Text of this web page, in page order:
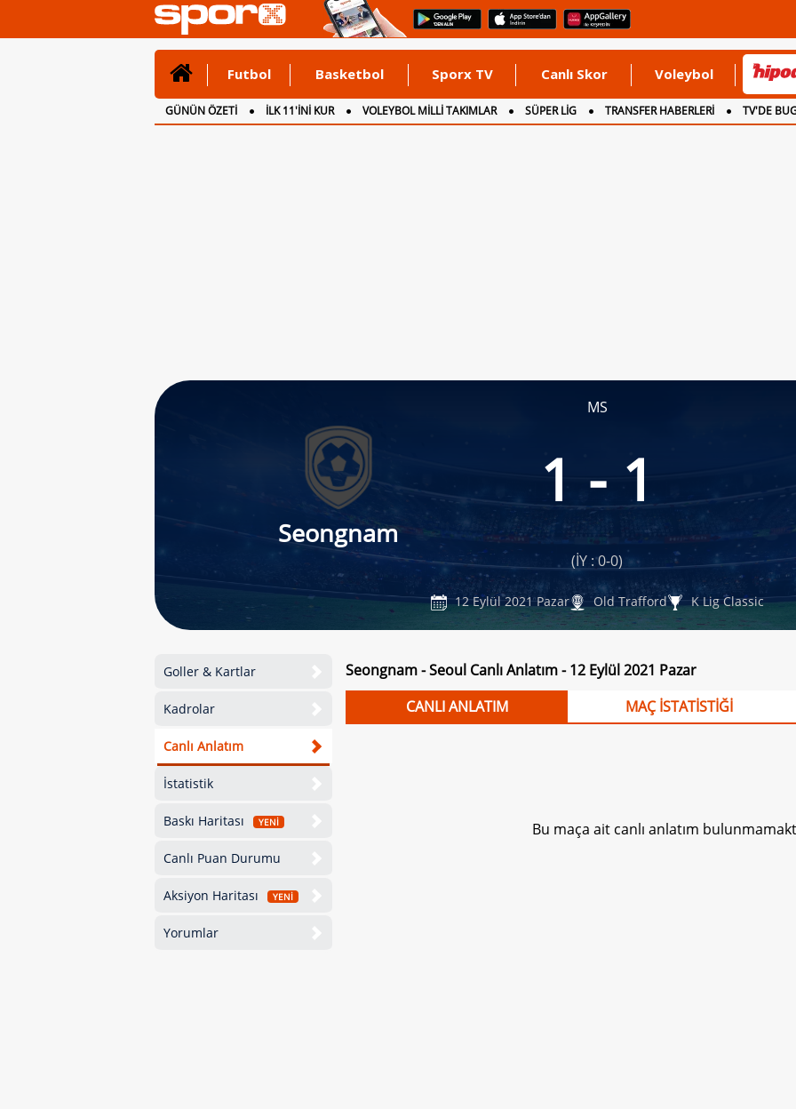
Futbol Basketbol Sporx TV Canlı Skor Voleybol
GÜNÜN ÖZETİ İLK 11'İNİ KUR VOLEYBOL MİLLİ TAKIMLAR SÜPER LİG TRANSFER HABERLERİ TV'DE
CANLI ANLATIM
İNGİLTERE
MS
Seongnam
1 - 1
(İY : 0-0)
12 Eylül 2021 Pazar Old Trafford K Lig Classic
Goller & Kartlar
Kadrolar
Canlı Anlatım
İstatistik
Baskı Haritası YENİ
Canlı Puan Durumu
Aksiyon Haritası YENİ
Yorumlar
Seongnam - Seoul Canlı Anlatım - 12 Eylül 2021 Pazar
CANLI ANLATIM
MAÇ İSTATİSTİĞİ
Bu maça ait canlı anlatım